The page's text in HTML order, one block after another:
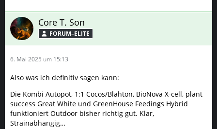
Core T. Son
FORUM–ELITE
6. Mai 2025 um 15:13
Also was ich definitiv sagen kann:
Die Kombi Autopot, 1:1 Cocos/Blähton, BioNova X-cell, plant
success Great White und GreenHouse Feedings Hybrid
funktioniert Outdoor bisher richtig gut. Klar,
Strainabhängig…